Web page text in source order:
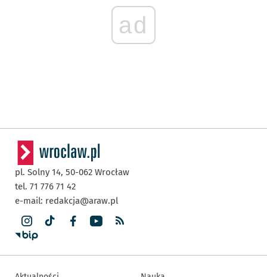
ad
pl. Solny 14, 50-062 Wrocław
tel. 71 776 71 42
e-mail: redakcja@araw.pl